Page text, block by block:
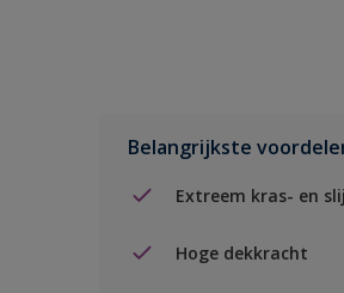
Belangrijkste
Extreem kras- en
Hoge dekkracht